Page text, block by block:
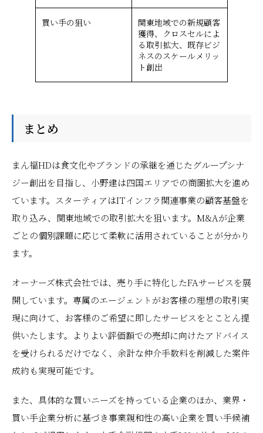
買い手の狙い
関東地域での新規顧客
獲得、クロスセルによ
る取引拡大、既存ビジ
ネスのスケールメリッ
ト創出
まとめ
まん福HDは食文化やブランドの承継を通じたグループシナ
ジー創出を目指し、小野建は四国エリアでの商圏拡大を進め
ています。スターティアはITインフラ関連事業の顧客基盤を
取り込み、関東地域での取引拡大を狙います。M&Aが企業
ごとの個別課題に応じて柔軟に活用されていることが分かり
ます。
オーナーズ株式会社では、売り手に特化したFAサービスを展
開しています。専属のエージェントがお客様の理想の取引実
現に向けて、お客様のご希望に即したサービスをとことん提
供いたします。よりよい評価額での売却に向けたアドバイス
を受けられるだけでなく、余計な仲介手数料を削減した案件
成約も実現可能です。
また、具体的な買いニーズを持っている企業のほか、業界・
買い手企業分析に基づき事業親和性の高い企業を買い手候補